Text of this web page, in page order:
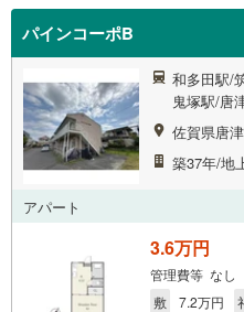
パインコーポB
和多田駅/
鬼塚駅/唐
佐賀県唐
築37年/地
アパート
3.6万円
管理費等 なし
敷
7.2万円